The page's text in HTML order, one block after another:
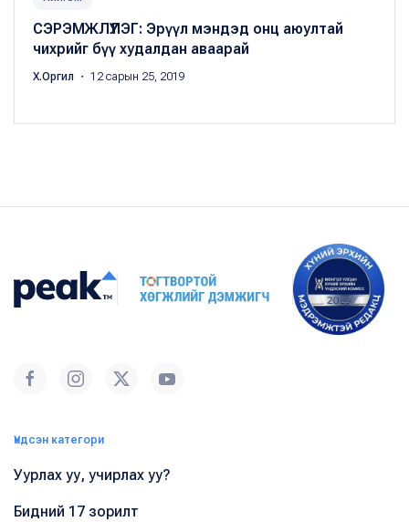
СЭРЭМЖЛҮҮЛЭГ: Эрүүл мэндэд онц аюултай
чихрийг бүү худалдан аваарай
Х.Оргил ・ 12 сарын 25, 2019
Үндсэн категори
Уурлах уу, учирлах уу?
Бидний 17 зорилт